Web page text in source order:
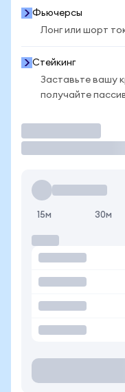
Фьючерсы
Лонг или шорт
Стейкинг
Заставьте вашу
получайте
15м 30м